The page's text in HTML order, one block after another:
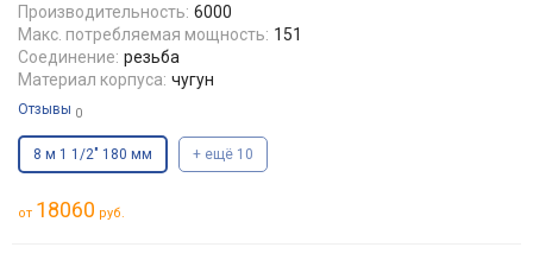
Производительность: 6000
Макс. потребляемая мощность: 151
Соединение: резьба
Материал корпуса: чугун
Отзывы 0
8 м 1 1/2" 180 мм + ещё 10
от 18060 руб.